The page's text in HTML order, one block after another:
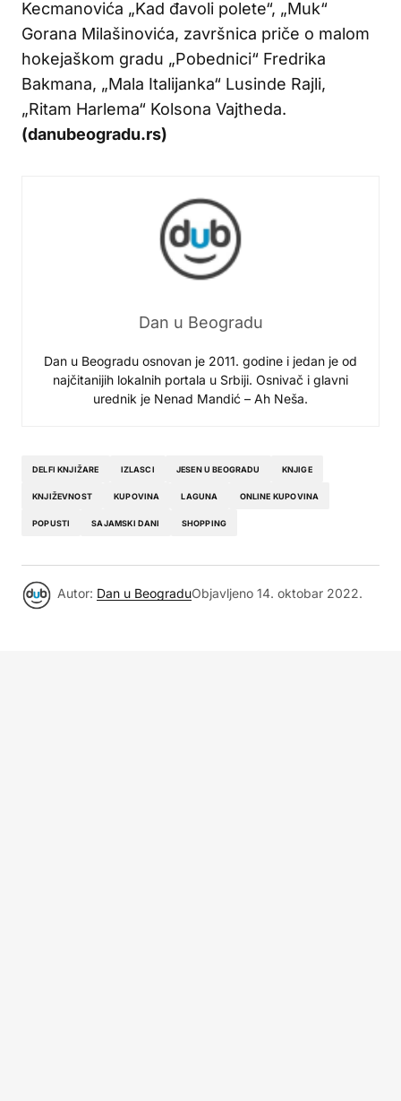
Kecmanovića „Kad đavoli polete“, „Muk“
Gorana Milašinovića, završnica priče o malom
hokejaškom gradu „Pobednici“ Fredrika
Bakmana, „Mala Italijanka“ Lusinde Rajli,
„Ritam Harlema“ Kolsona Vajtheda.
(danubeogradu.rs)
Dan u Beogradu
Dan u Beogradu osnovan je 2011. godine i jedan je od
najčitanijih lokalnih portala u Srbiji. Osnivač i glavni
urednik je Nenad Mandić – Ah Neša.
DELFI KNJIŽARE IZLASCI JESEN U BEOGRADU KNJIGE
KNJIŽEVNOST KUPOVINA LAGUNA ONLINE KUPOVINA
POPUSTI SAJAMSKI DANI SHOPPING
Autor: Dan u BeograduObjavljeno 14. oktobar 2022.